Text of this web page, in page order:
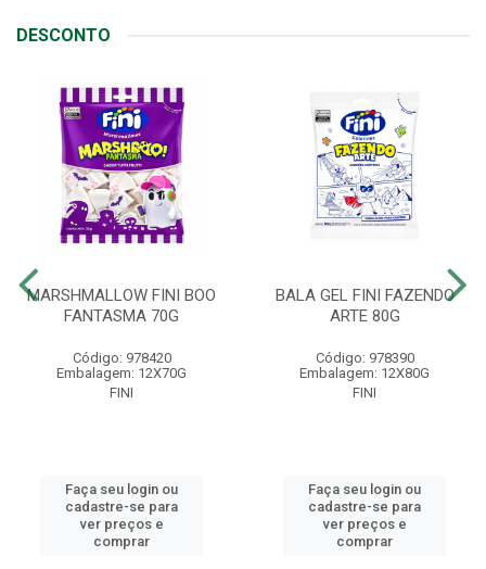
DESCONTO
MARSHMALLOW FINI BOO
FANTASMA 70G
Código: 978420
Embalagem: 12X70G
FINI
Faça seu login ou
cadastre-se para
ver preços e
comprar
BALA GEL FINI FAZENDO
ARTE 80G
Código: 978390
Embalagem: 12X80G
FINI
Faça seu login ou
cadastre-se para
ver preços e
comprar